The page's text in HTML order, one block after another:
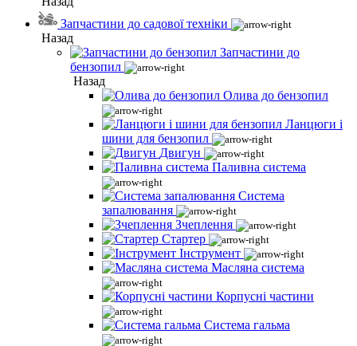
Запчастини до садової техніки
Назад
Запчастини до
бензопил
Назад
Олива до бензопил
Ланцюги і
шини для бензопил
Двигун
Паливна система
Система
запалювання
Зчеплення
Стартер
Інструмент
Масляна система
Корпусні частини
Система гальма